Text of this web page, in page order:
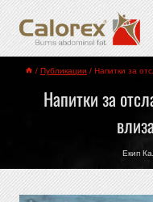
/ Публикации / Напитки за
Напитки за
Екип